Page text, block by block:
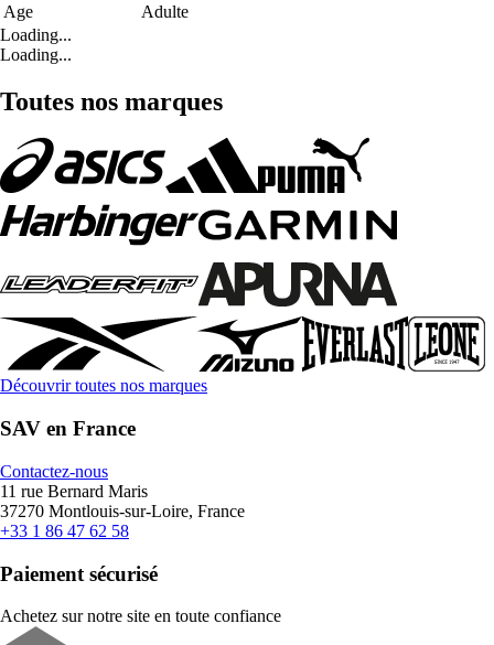
Age
Adulte
Loading...
Loading...
Toutes nos marques
Découvrir toutes nos marques
SAV en France
Contactez-nous
11 rue Bernard Maris
37270 Montlouis-sur-Loire, France
+33 1 86 47 62 58
Paiement sécurisé
Achetez sur notre site en toute confiance